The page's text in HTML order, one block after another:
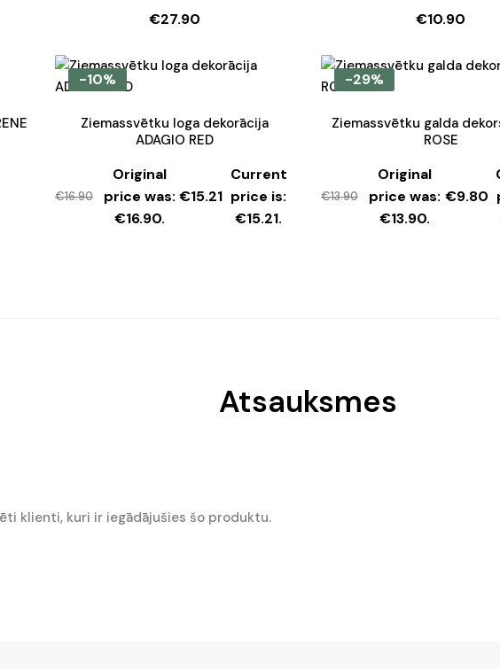
€27.90 €10.90
-10%
Ziemassvētku loga dekorācija
ADAGIO RED
€16.90
Original
price was:
€16.90.
€15.21
Current
price is:
€15.21.
-29%
Ziemassvētku galda
ROSE
€13.90
Original
price was:
€13.90.
€9.80
Atsauksmes
klienti, kuri ir iegādājušies šo produktu.